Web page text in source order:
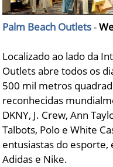
Palm Beach Outlets-
Localizado ao lado da
Outlets abre todos os
500 mil metros
reconhecidas
DKNY, J. Crew, Ann
Talbots, Polo e White
entusiastas do esporte,
Adidas e Nike.